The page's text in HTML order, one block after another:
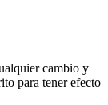
cambio y
para tener efecto